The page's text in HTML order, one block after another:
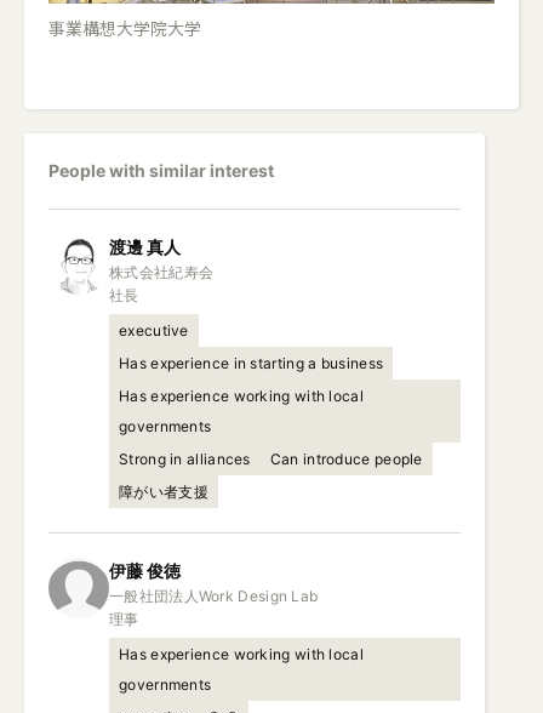
事業構想大学院大学
People with similar interest
渡邊真人
株式会社紀寿会
社長
executive
Has experience in starting a business
Has experience working with local
governments
Strong in alliances
Can introduce people
障がい者支援
伊藤俊徳
一般社団法人Work Design Lab
理事
Has experience working with local
governments